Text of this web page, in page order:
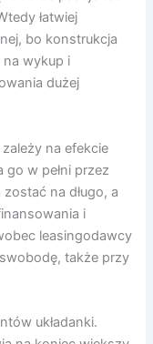
łatwiej
bo konstrukcja
na wykup i
dużej
na efekcie
w pełni przez
na długo, a
i
leasingodawcy
także przy
układanki.